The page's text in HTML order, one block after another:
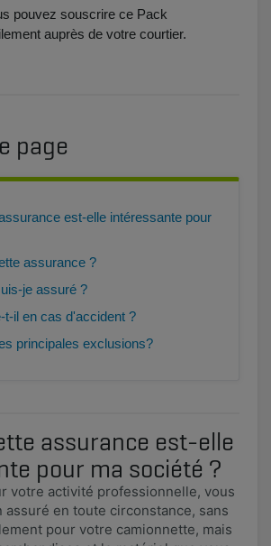
pouvez souscrire ce Pack
auprès de votre courtier.
page
est-elle intéressante pour
assurance ?
je assuré ?
t-il en cas d'accident ?
principales exclusions?
assurance est-elle
pour ma société ?
votre activité professionnelle, vous
assuré en toute circonstance, sans
pour votre camionnette, mais